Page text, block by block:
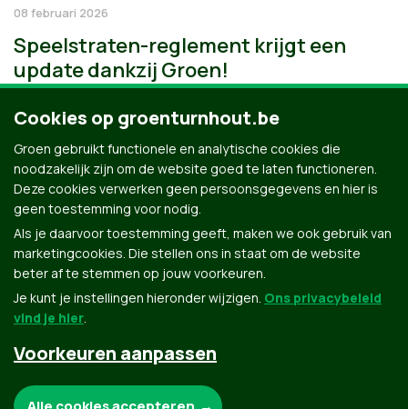
08 februari 2026
Speelstraten-reglement krijgt een
update dankzij Groen!
Groen.be
Cookies op groenturnhout.be
Groen gebruikt functionele en analytische cookies die
noodzakelijk zijn om de website goed te laten functioneren.
Deze cookies verwerken geen persoonsgegevens en hier is
geen toestemming voor nodig.
Als je daarvoor toestemming geeft, maken we ook gebruik van
marketingcookies. Die stellen ons in staat om de website
beter af te stemmen op jouw voorkeuren.
Je kunt je instellingen hieronder wijzigen. Ons privacybeleid
vind je hier.
Voorkeuren aanpassen